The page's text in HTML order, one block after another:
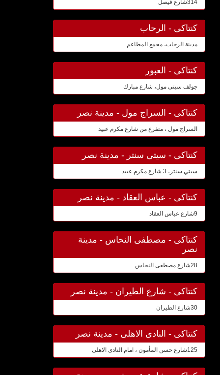
314شارع فيصل
كنتاكى - الرحاب
مدينة الرحاب، مجمع المطاعم
كنتاكى - العبور
جولف سيتى مول، شارع مبارك
كنتاكى - السراج مول - مدينة نصر
السراج مول ، متفرع من شارع مكرم عبيد
كنتاكى - سيتى سنتر - مدينة نصر
سيتي سنتر، 3 شارع مكرم عبيد
كنتاكى - عباس العقاد - مدينة نصر
9شارع عباس العقاد
كنتاكى - مصطفى النحاس - مدينة
نصر
28شارع مصطفى النحاس
كنتاكى - شارع الطيران - مدينة نصر
30شارع الطيران
كنتاكى - النادى الاهلى - مدينة نصر
125شارع حسن المأمون ، امام النادى الاهلى